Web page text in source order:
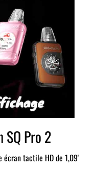
SQ Pro 2
écran tactile HD de 1,09'